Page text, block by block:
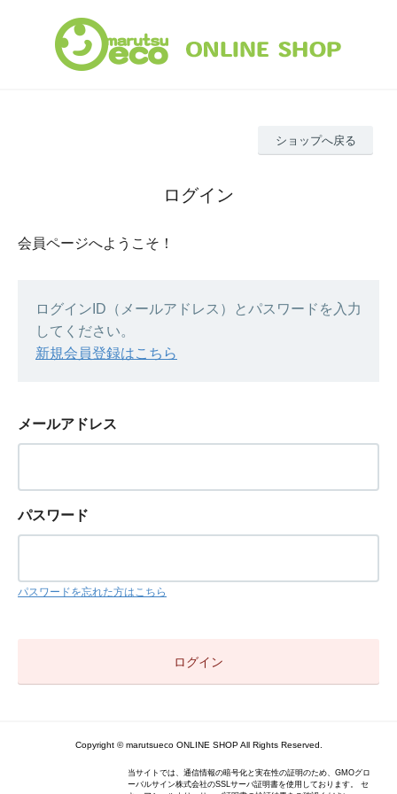
ショップへ戻る
ログイン
会員ページへようこそ！
ログインID（メールアドレス）とパスワードを入力
してください。
新規会員登録はこちら
メールアドレス
パスワード
パスワードを忘れた方はこちら
Copyright © marutsueco ONLINE SHOP All Rights Reserved.
当サイトでは、通信情報の暗号化と実在性の証明のため、GMOグロ
ーバルサイン株式会社のSSLサーバ証明書を使用しております。 セ